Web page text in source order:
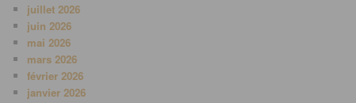
juillet 2026
juin 2026
mai 2026
mars 2026
février 2026
janvier 2026